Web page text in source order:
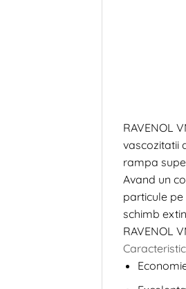
RAVENOL
vascozitatii
rampa
Avand un
particule
schimb
RAVENOL